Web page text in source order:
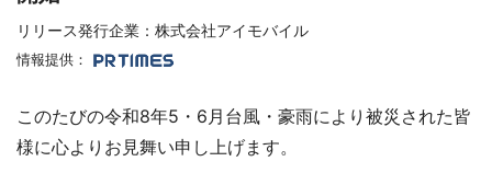
リリース発行企業：株式会社アイモバイル
情報提供：
このたびの令和8年5・6月台風・豪雨により被災された皆
様に心よりお見舞い申し上げます。